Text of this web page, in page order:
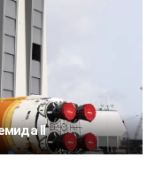
II